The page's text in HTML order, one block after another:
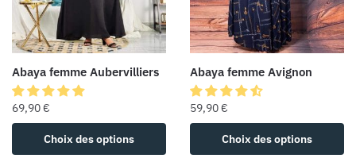
Abaya femme Aubervilliers
69,90€
Choix des options
Abaya femme Avignon
59,90€
Choix des options